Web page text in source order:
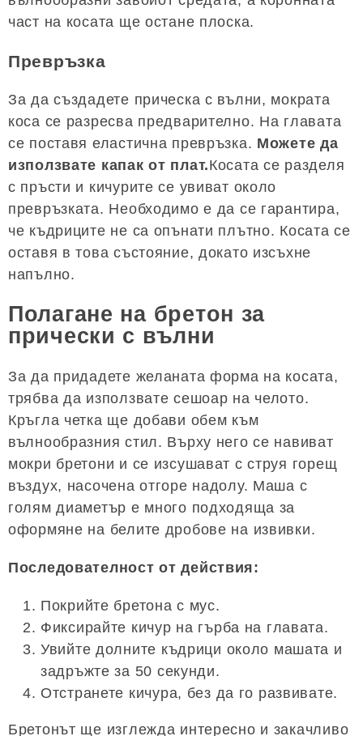
част на косата ще остане плоска.
Превръзка
За да създадете прическа с вълни, мократа
коса се разресва предварително. На главата
се поставя еластична превръзка. Можете да
използвате капак от плат.Косата се разделя
с пръсти и кичурите се увиват около
превръзката. Необходимо е да се гарантира,
че къдриците не са опънати плътно. Косата се
оставя в това състояние, докато изсъхне
напълно.
Полагане на бретон за
прически с вълни
За да придадете желаната форма на косата,
трябва да използвате сешоар на челото.
Кръгла четка ще добави обем към
вълнообразния стил. Върху него се навиват
мокри бретони и се изсушават с струя горещ
въздух, насочена отгоре надолу. Маша с
голям диаметър е много подходяща за
оформяне на белите дробове на извивки.
Последователност от действия:
Покрийте бретона с мус.
Фиксирайте кичур на гърба на главата.
Увийте долните къдрици около машата и
задръжте за 50 секунди.
Отстранете кичура, без да го развивате.
Бретонът ще изглежда интересно и закачливо